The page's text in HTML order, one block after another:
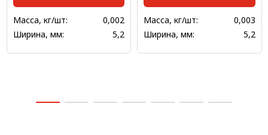
Масса, кг/шт:
0,002
Ширина, мм:
5,2
Масса, кг/шт:
0,003
Ширина, мм:
5,2